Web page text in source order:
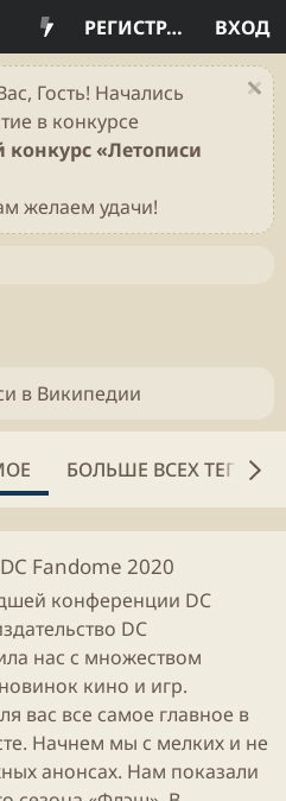
ВХОД
РЕГИСТРАЦИЯ
Гость! Начались
в конкурсе
«Летописи
желаем удачи!
в Википедии
БОЛЬШЕ ВСЕХ ТЕГОВ
Fandome 2020
конференции DC
DC
нас с множеством
кино и игр.
вас все самое главное в
Начнем мы с мелких и не
анонсах. Нам показали